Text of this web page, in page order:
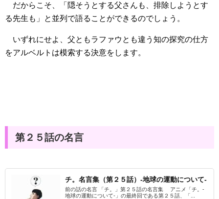
だからこそ、「隠そうとする父さんも、排除しようとす
る先生も」と並列で語ることができるのでしょう。
いずれにせよ、父ともラファウとも違う知の探究の仕方
をアルベルトは模索する決意をします。
第２５話の名言
チ。名言集（第２５話）-地球の運動について-
前の話の名言 「チ。」第２５話の名言集 アニメ「チ。-
地球の運動について-」の最終回である第２５話、「...